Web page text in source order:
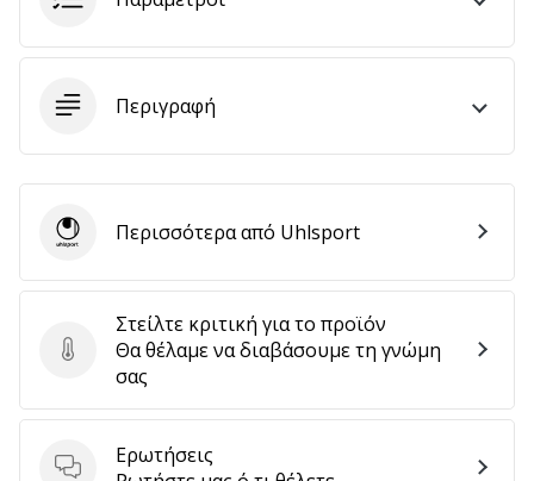
Περιγραφή
Στείλτε κριτική για το προϊόν
Στείλτε κριτική για το προϊόν
Θα θέλαμε να διαβάσουμε τη γνώμη
σας
Ερωτήσεις
UhlsportΠερισσότερα από Uhlsport